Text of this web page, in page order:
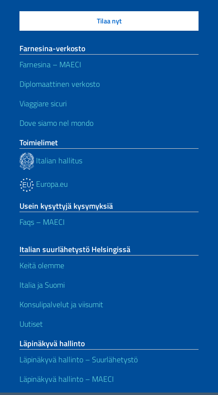
Farnesina-verkosto
Farnesina – MAECI
Diplomaattinen verkosto
Viaggiare sicuri
Dove siamo nel mondo
Toimielimet
Italian hallitus
Europa.eu
Usein kysyttyjä kysymyksiä
Faqs – MAECI
Italian suurlähetystö Helsingissä
Keitä olemme
Italia ja Suomi
Konsulipalvelut ja viisumit
Uutiset
Läpinäkyvä hallinto
Läpinäkyvä hallinto – Suurlähetystö
Läpinäkyvä hallinto – MAECI